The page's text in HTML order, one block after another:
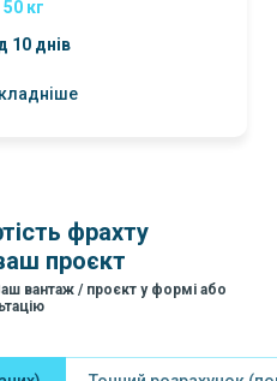
50 кг
10 днів
фрахту
проєкт
вантаж / проєкт у формі або